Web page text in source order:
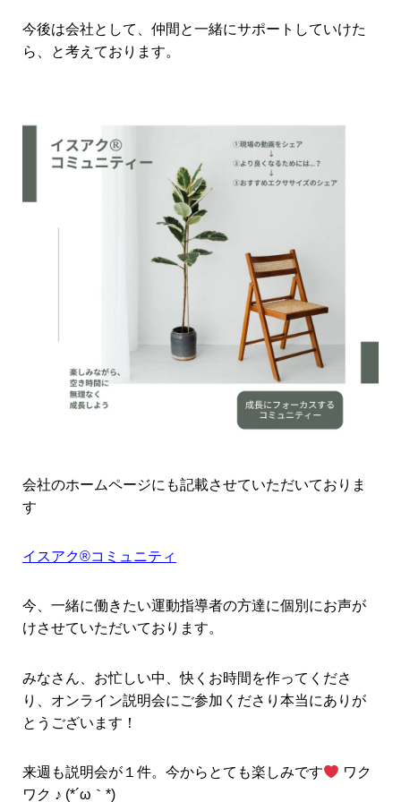
今後は会社として、仲間と一緒にサポートしていけた
ら、と考えております。
会社のホームページにも記載させていただいておりま
す
イスアク®コミュニティ
今、一緒に働きたい運動指導者の方達に個別にお声が
けさせていただいております。
みなさん、お忙しい中、快くお時間を作ってくださ
り、オンライン説明会にご参加くださり本当にありが
とうございます！
来週も説明会が１件。今からとても楽しみです
ワク
ワク ♪ (*´ω｀*)